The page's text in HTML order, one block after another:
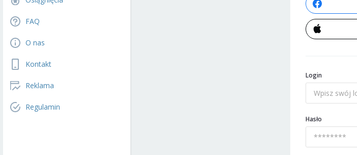
FAQ
O nas
Kontakt
Reklama
Regulamin
Login
Hasło